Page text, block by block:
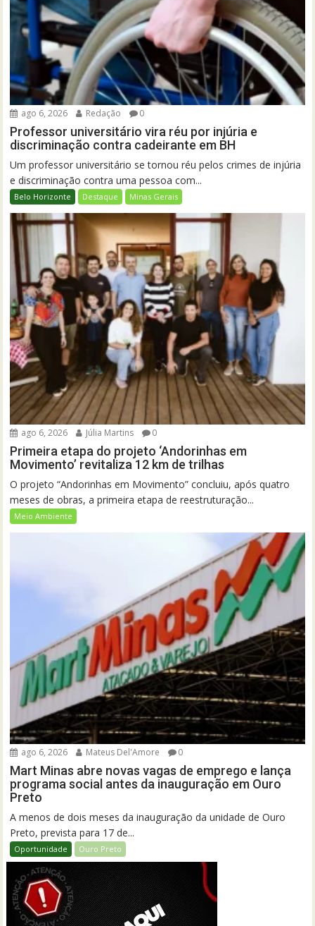
ago 6, 2026 Redação 0
Professor universitário vira réu por injúria e
discriminação contra cadeirante em BH
Um professor universitário se tornou réu pelos crimes de injúria
e discriminação contra uma pessoa com...
Belo Horizonte Destaque Minas Gerais
ago 6, 2026 Júlia Martins 0
Primeira etapa do projeto ‘Andorinhas em
Movimento’ revitaliza 12 km de trilhas
O projeto “Andorinhas em Movimento” concluiu, após quatro
meses de obras, a primeira etapa de reestruturação...
Meio Ambiente
ago 6, 2026 Mateus Del'Amore 0
Mart Minas abre novas vagas de emprego e lança
programa social antes da inauguração em Ouro
Preto
A menos de dois meses da inauguração da unidade de Ouro
Preto, prevista para 17 de...
Oportunidade Ouro Preto